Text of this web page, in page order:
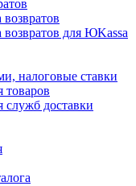
возвратов для ЮKassa
налоговые ставки
доставки